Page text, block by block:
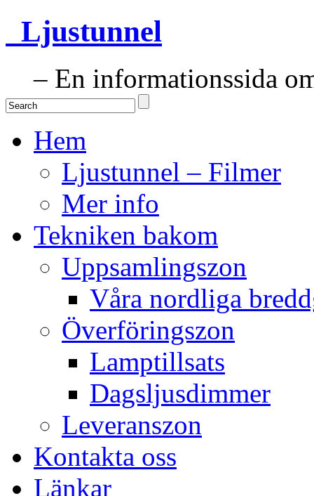
Ljustunnel
– En informationssida
Hem
Ljustunnel – Filmer
Mer info
Tekniken bakom
Uppsamlingszon
Våra nordliga
Överföringszon
Lamptillsats
Dagsljusdimmer
Leveranszon
Kontakta oss
Länkar